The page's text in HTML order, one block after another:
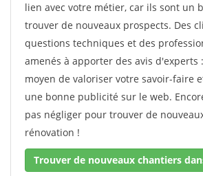
lien avec votre métier, car ils sont un
trouver de nouveaux prospects. Des
questions techniques et des
amenés à apporter des avis d'experts
moyen de valoriser votre savoir-faire
une bonne publicité sur le web.
pas négliger pour trouver de
rénovation !